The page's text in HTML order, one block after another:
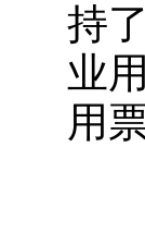
持
业
用
自